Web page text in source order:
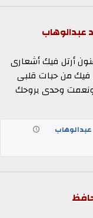
عبدالوهاب
أرتل فيك أشعارى
فيك من حبات قلبى
ونعمت وحدى بروحك